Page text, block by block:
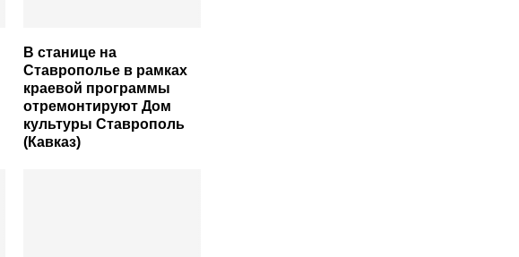
В станице на
Ставрополье в рамках
краевой программы
отремонтируют Дом
культуры Ставрополь
(Кавказ)